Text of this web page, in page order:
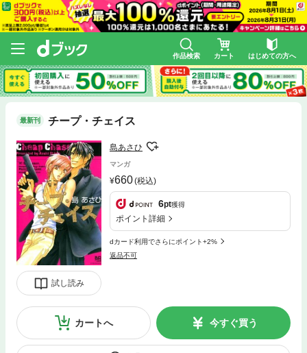
作品検索 カート はじめての方へ
最新刊 チープ・チェイス
試し読み
島あさひ
マンガ
660(税込)
6pt獲得
ポイント詳細
dカード利用でさらにポイント+2%
返品不可
カートへ 今すぐ買う